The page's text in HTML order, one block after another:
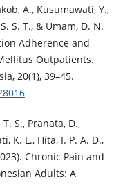
A., Kusumawati, Y.,
S. T., & Umam, D. N.
Adherence and
Outpatients.
20(1), 39–45.
S., Pranata, D.,
K. L., Hita, I. P. A. D.,
Chronic Pain and
Adults: A